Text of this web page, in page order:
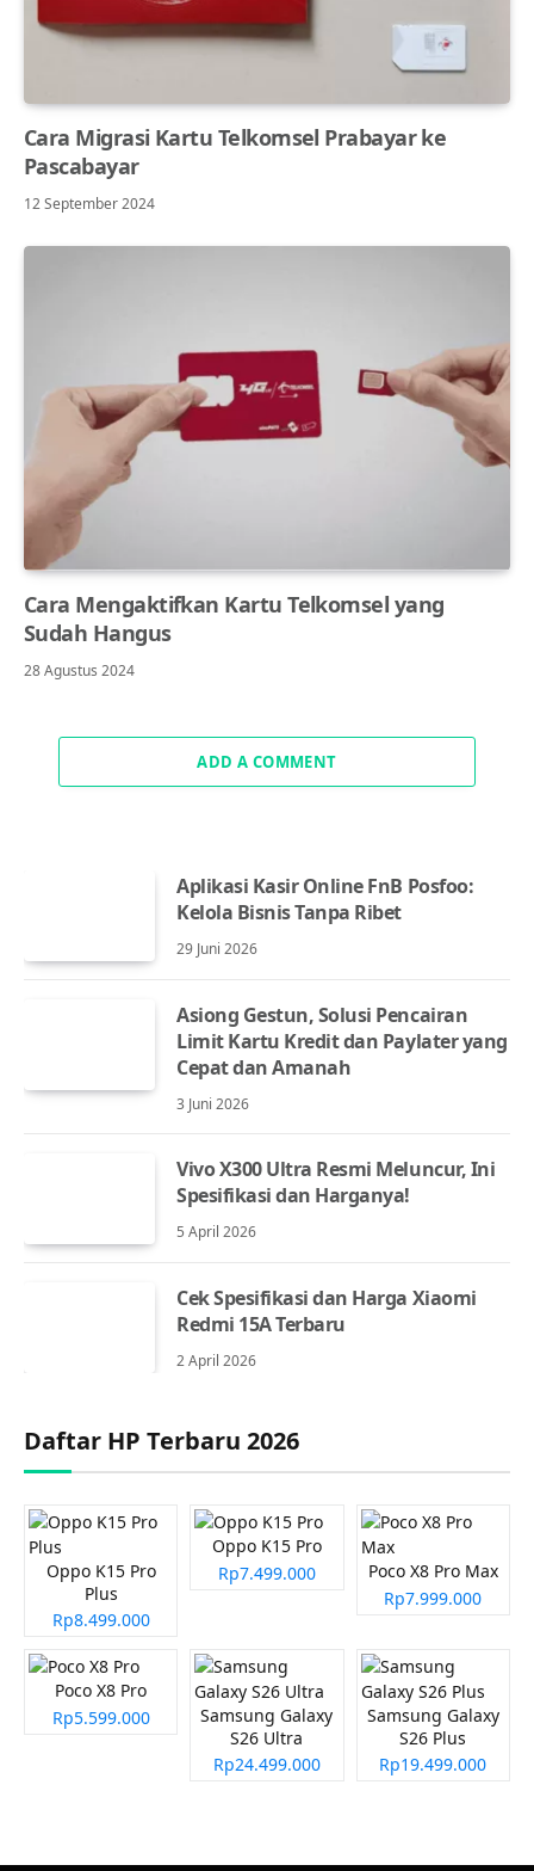
Cara Migrasi Kartu Telkomsel Prabayar ke
Pascabayar
12 September 2024
Cara Mengaktifkan Kartu Telkomsel yang
Sudah Hangus
28 Agustus 2024
ADD A COMMENT
Aplikasi Kasir Online FnB Posfoo:
Kelola Bisnis Tanpa Ribet
29 Juni 2026
Asiong Gestun, Solusi Pencairan
Limit Kartu Kredit dan Paylater yang
Cepat dan Amanah
3 Juni 2026
Vivo X300 Ultra Resmi Meluncur, Ini
Spesifikasi dan Harganya!
5 April 2026
Cek Spesifikasi dan Harga Xiaomi
Redmi 15A Terbaru
2 April 2026
Daftar HP Terbaru 2026
Oppo K15 Pro
Plus
Rp8.499.000
Oppo K15 Pro
Rp7.499.000
Poco X8 Pro Max
Rp7.999.000
Poco X8 Pro
Rp5.599.000
Samsung Galaxy
S26 Ultra
Rp24.499.000
Samsung Galaxy
S26 Plus
Rp19.499.000